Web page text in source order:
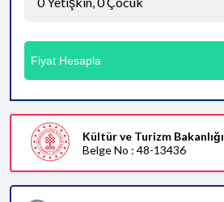
Fiyat Hesapla
Kültür ve Turizm Bakanlığı
Belge No : 48-13436